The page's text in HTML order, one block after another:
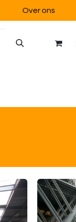
Over ons